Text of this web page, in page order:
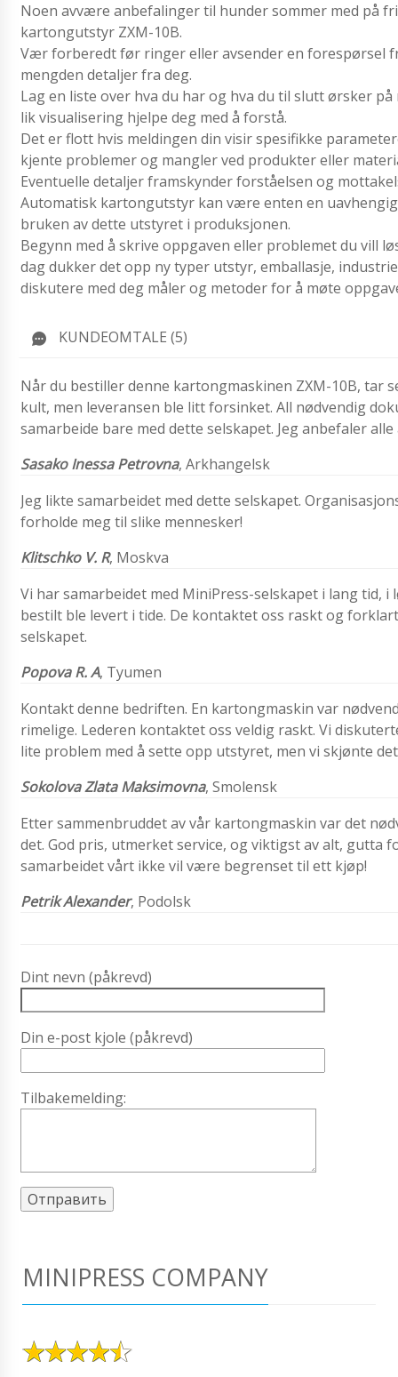
Noen avvære anbefalinger til hunder sommer med på
kartongutstyr ZXM-10B.
Vær forberedt før ringer eller avsender en forespørsel
mengden detaljer fra deg.
Lag en liste over hva du har og hva du til slutt ørsker
lik visualisering hjelpe deg med å forstå.
Det er flott hvis meldingen din visir spesifikke
kjente problemer og mangler ved produkter eller
Eventuelle detaljer framskynder forståelsen og
Automatisk kartongutstyr kan være enten en
bruken av dette utstyret i produksjonen.
Begynn med å skrive oppgaven eller problemet du vill
dag dukker det opp ny typer utstyr, emballasje,
diskutere med deg måler og metoder for å møte
KUNDEOMTALE (5)
Når du bestiller denne kartongmaskinen ZXM-10B, tar
kult, men leveransen ble litt forsinket. All nødvendig
samarbeide bare med dette selskapet. Jeg anbefaler
Sasako Inessa Petrovna, Arkhangelsk
Jeg likte samarbeidet med dette selskapet.
forholde meg til slike mennesker!
Klitschko V. R, Moskva
Vi har samarbeidet med MiniPress-selskapet i lang tid,
bestilt ble levert i tide. De kontaktet oss raskt og
selskapet.
Popova R. A, Tyumen
Kontakt denne bedriften. En kartongmaskin var
rimelige. Lederen kontaktet oss veldig raskt. Vi
lite problem med å sette opp utstyret, men vi skjønte
Sokolova Zlata Maksimovna, Smolensk
Etter sammenbruddet av vår kartongmaskin var det
det. God pris, utmerket service, og viktigst av alt, gutta
samarbeidet vårt ikke vil være begrenset til ett kjøp!
Petrik Alexander, Podolsk
Dint nevn (påkrevd)
Din e-post kjole (påkrevd)
Tilbakemelding:
MINIPRESS COMPANY